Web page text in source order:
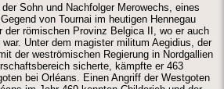
Sohn und Nachfolger Merowechs, eines
von Tournai im heutigen Hennegau
der römischen Provinz Belgica II, wo er auch
Unter dem magister militum Aegidius, der
der weströmischen Regierung in Nordgallien
sicherte, kämpfte er 463
bei Orléans. Einen Angriff der Westgoten